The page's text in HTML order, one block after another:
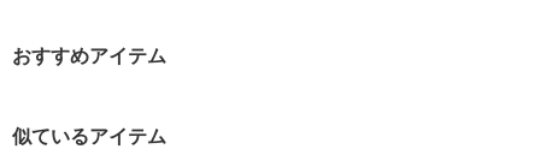
おすすめアイテム